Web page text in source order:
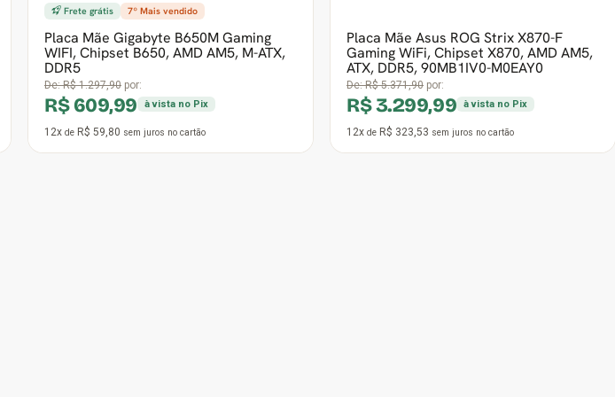
Frete grátis 7º Mais vendido
Placa Mãe Gigabyte B650M Gaming
WIFI, Chipset B650, AMD AM5, M-ATX,
DDR5
De:R$ 1.297,90 por:
R$ 609,99 à vista no Pix
12x de R$ 59,80 sem juros no cartão
Placa Mãe Asus ROG Strix X870-F
Gaming WiFi, Chipset X870, AMD AM5,
ATX, DDR5, 90MB1IV0-M0EAY0
De:R$ 5.371,90 por:
R$ 3.299,99 à vista no Pix
12x de R$ 323,53 sem juros no cartão